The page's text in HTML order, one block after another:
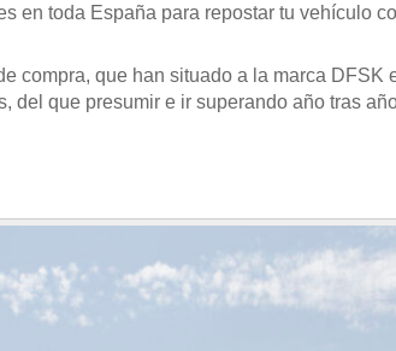
en toda España para repostar tu vehículo
compra, que han situado a la marca DFSK
del que presumir e ir superando año tras